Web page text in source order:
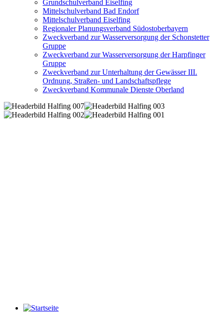
Grundschulverband Eiselfing
Mittelschulverband Bad Endorf
Mittelschulverband Eiselfing
Regionaler Planungsverband Südostoberbayern
Zweckverband zur Wasserversorgung der Schonstetter
Gruppe
Zweckverband zur Wasserversorgung der Harpfinger
Gruppe
Zweckverband zur Unterhaltung der Gewässer III.
Ordnung, Straßen- und Landschaftspflege
Zweckverband Kommunale Dienste Oberland